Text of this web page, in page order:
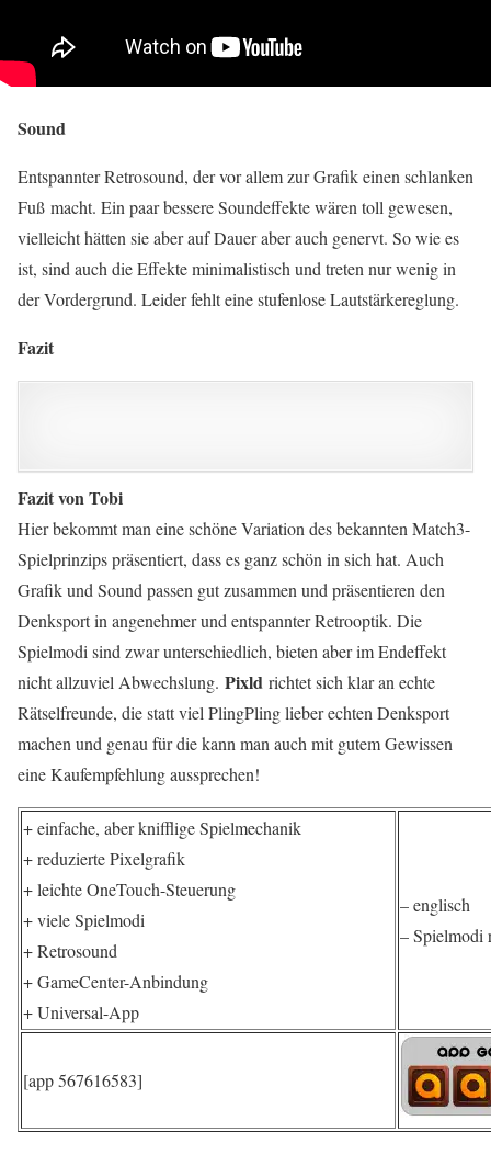
Sound
Entspannter Retrosound, der vor allem zur Grafik einen schlanken
Fuß macht. Ein paar bessere Soundeffekte wären toll gewesen,
vielleicht hätten sie aber auf Dauer aber auch genervt. So wie es
ist, sind auch die Effekte minimalistisch und treten nur wenig in
der Vordergrund. Leider fehlt eine stufenlose Lautstärkereglung.
Fazit
Fazit von Tobi
Hier bekommt man eine schöne Variation des bekannten Match3-
Spielprinzips präsentiert, dass es ganz schön in sich hat. Auch
Grafik und Sound passen gut zusammen und präsentieren den
Denksport in angenehmer und entspannter Retrooptik. Die
Spielmodi sind zwar unterschiedlich, bieten aber im Endeffekt
nicht allzuviel Abwechslung. Pixld richtet sich klar an echte
Rätselfreunde, die statt viel PlingPling lieber echten Denksport
machen und genau für die kann man auch mit gutem Gewissen
eine Kaufempfehlung aussprechen!
+ einfache, aber knifflige Spielmechanik
+ reduzierte Pixelgrafik
+ leichte OneTouch-Steuerung
+ viele Spielmodi
+ Retrosound
+ GameCenter-Anbindung
+ Universal-App
– englisch
– Spielmodi
[app 567616583]